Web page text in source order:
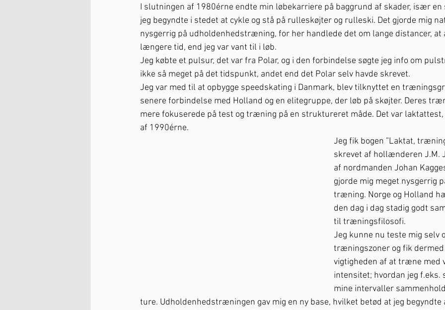
I slutningen af 1980érne endte min løbekarriere på baggrund af skader, især en
jeg begyndte i stedet at cykle og stå på rulleskøjter og rulleski. Det gjorde mig
nysgerrig på udholdenhedstræning, for her handlede det om lange distancer, at
længere tid, end jeg var vant til i løb.
Jeg købte et pulsur, det var fra Polar, og i den forbindelse søgte jeg info om
ikke så meget på det tidspunkt, andet end det Polar selv havde skrevet.
Jeg var med til at opbygge speedskating i Danmark, blev tilknyttet en
senere forbindelse med Holland og en elitegruppe, der løb på skøjter. Deres
mere fokuserede på test og træning på en struktureret måde. Det var
af 1990érne.
Jeg fik bogen ”Laktat,
skrevet af hollænderen J.M.
af nordmanden Johan
gjorde mig meget nysgerrig
træning. Norge og Holland
den dag i dag stadig godt
til træningsfilosofi.
Jeg kunne nu teste mig selv
træningszoner og fik dermed
vigtigheden af at træne med
intensitet; hvordan jeg f.eks.
mine intervaller
ture. Udholdenhedstræningen gav mig en ny base, hvilket betød at jeg begyndte